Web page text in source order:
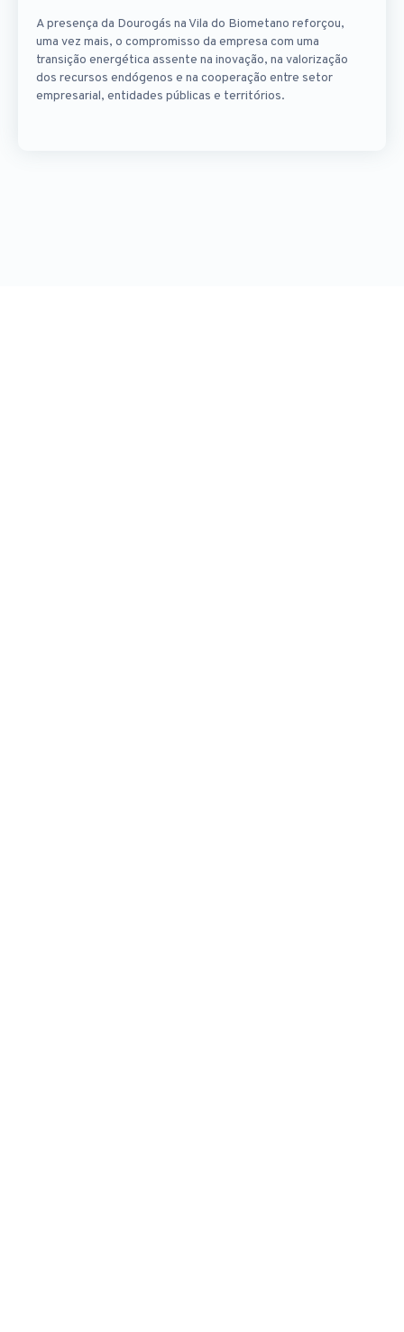
A presença da Dourogás na Vila do Biometano reforçou,
uma vez mais, o compromisso da empresa com uma
transição energética assente na inovação, na valorização
dos recursos endógenos e na cooperação entre setor
empresarial, entidades públicas e territórios.